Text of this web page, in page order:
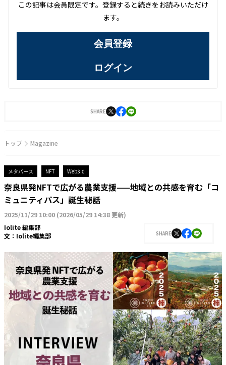
この記事は会員限定です。登録すると続きをお読みいただけ
ます。
会員登録
ログイン
SHARE
トップ Magazine
メタバース NFT Web3.0
奈良県発NFTで広がる農業支援——地域との共感を育む「コ
ミュニティパス」誕生秘話
2025/11/29 10:00 (2026/05/29 14:38 更新)
Iolite 編集部
文： Iolite編集部 SHARE